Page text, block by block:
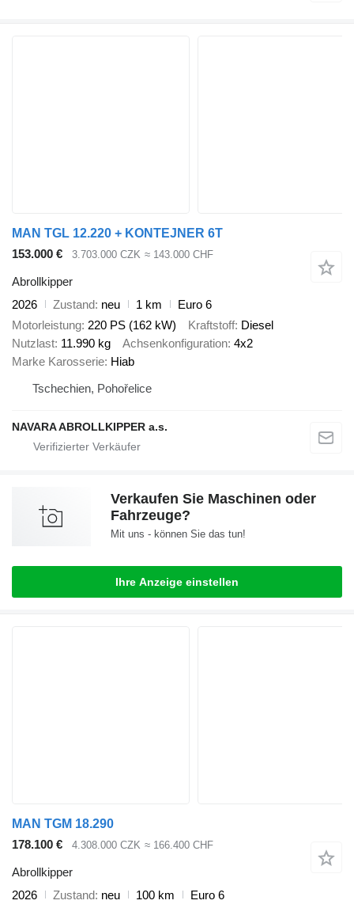
MAN TGL 12.220 + KONTEJNER 6T
153.000 €
3.703.000 CZK ≈ 143.000 CHF
Abrollkipper
2026
Zustand neu 1 km
Euro 6
Motorleistung 220 PS (162 kW) Kraftstoff Diesel
Nutzlast 11.990 kg Achsenkonfiguration 4x2
Marke Karosserie Hiab
Tschechien, Pohořelice
NAVARA ABROLLKIPPER a.s.
Verkaufen Sie Maschinen oder
Fahrzeuge?
Mit uns - können Sie das tun!
Ihre Anzeige einstellen
MAN TGM 18.290
178.100 €
4.308.000 CZK ≈ 166.400 CHF
Abrollkipper
2026
Zustand neu 100 km
Euro 6